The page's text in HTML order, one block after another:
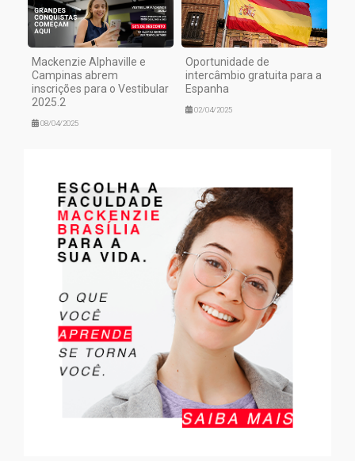
Mackenzie Alphaville e
Campinas abrem
inscrições para o Vestibular
2025.2
08/04/2025
Oportunidade de
intercâmbio gratuita para a
Espanha
02/04/2025